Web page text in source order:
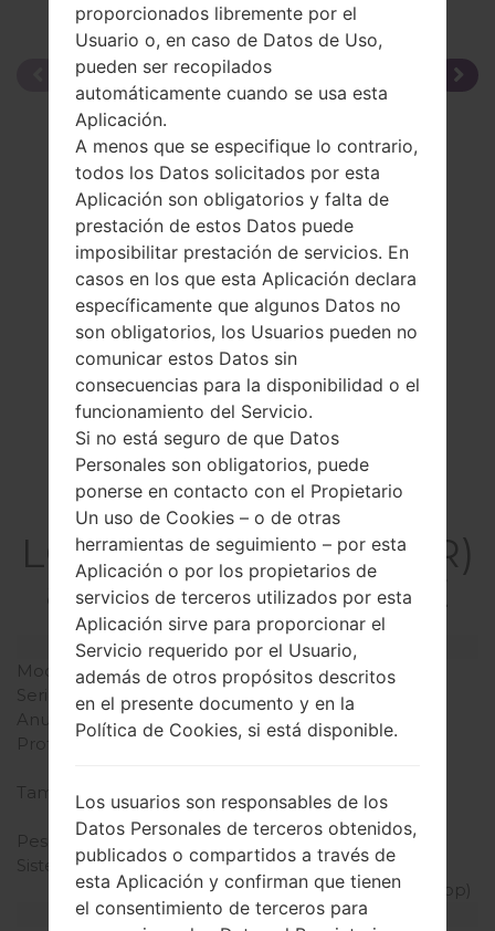
La especificación
LGH635AR(LGH635AR)
akaLG G4 Stylus LTE
Modelo y sus características
Modelo
LGH635AR
Serie
LG G4 Stylus LTE
Anunciado
Mayo, 2015
Profundidad
9.6 milímetros (0.38
Tamaño (dimensiones)
154.3 x 79.2 milímetros
(6.07 x 3.12 pulgadas)
Peso
163 gramos (5.75 onzas)
Sistema de operación
Android 5.0 (Lollipop),
actualizable a 5.1 (Lollipop)
Hardware
proporcionados libremente por el
Usuario o, en caso de Datos de Uso,
pueden ser recopilados
automáticamente cuando se usa esta
Aplicación.
A menos que se especifique lo contrario,
todos los Datos solicitados por esta
Aplicación son obligatorios y falta de
prestación de estos Datos puede
imposibilitar prestación de servicios. En
casos en los que esta Aplicación declara
específicamente que algunos Datos no
son obligatorios, los Usuarios pueden no
comunicar estos Datos sin
consecuencias para la disponibilidad o el
funcionamiento del Servicio.
Si no está seguro de que Datos
Personales son obligatorios, puede
ponerse en contacto con el Propietario
Un uso de Cookies – o de otras
herramientas de seguimiento – por esta
Aplicación o por los propietarios de
servicios de terceros utilizados por esta
Aplicación sirve para proporcionar el
Servicio requerido por el Usuario,
además de otros propósitos descritos
en el presente documento y en la
Política de Cookies, si está disponible.
Los usuarios son responsables de los
Datos Personales de terceros obtenidos,
publicados o compartidos a través de
esta Aplicación y confirman que tienen
el consentimiento de terceros para